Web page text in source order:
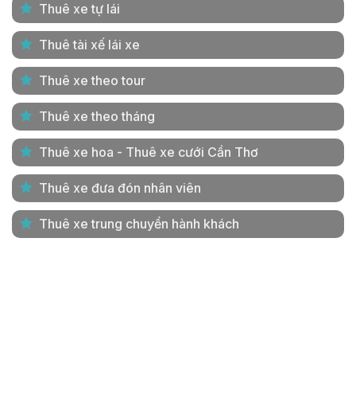
Thuê xe tự lái
Thuê tài xế lái xe
Thuê xe theo tour
Thuê xe theo tháng
Thuê xe hoa - Thuê xe cưới Cần Thơ
Thuê xe đưa đón nhân viên
Thuê xe trung chuyển hành khách